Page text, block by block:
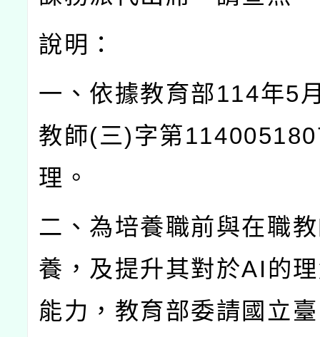
說明：
一、依據教育部114年5
教師(三)字第
理。
二、為培養職前與在職
養，及提升其對於AI的
能力，教育部委請國立